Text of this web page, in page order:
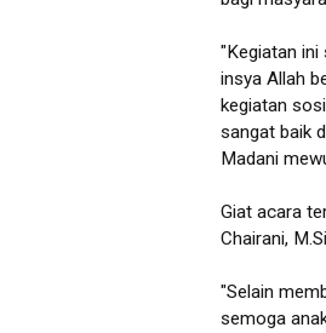
"Kegiatan ini
insya Allah
kegiatan
sangat baik
Madani
Giat acara
Chairani,
"Selain
semoga